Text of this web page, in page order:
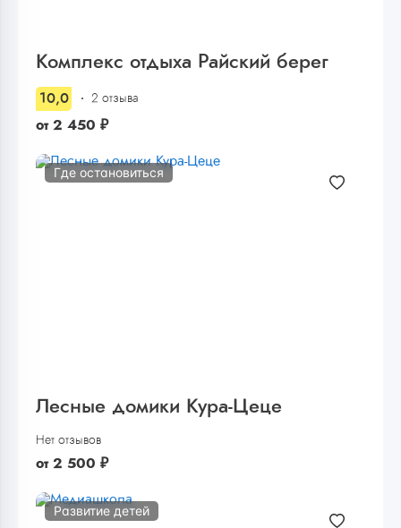
Комплекс отдыха Райский берег
10,0 2 отзыва
от 2 450 ₽
Где остановиться
Лесные домики Кура-Цеце
Нет отзывов
от 2 500 ₽
Развитие детей